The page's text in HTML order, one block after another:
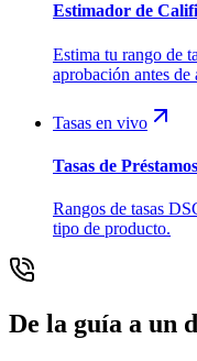
Estimador de
Estima tu rango de
aprobación antes de
Tasas en vivo
Tasas de
Rangos de tasas
tipo de producto.
De la guía a un